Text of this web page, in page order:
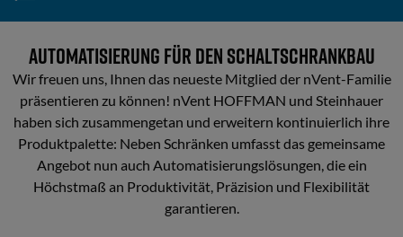
und
Mechanik
Komponenten-
Kommissionierung
Mechanische
Bearbeitung
Partner
Kontakt
CE 4.0 Software
Modcenter
NC-Cut
Beratung & Support
Automatisierung für den Schaltschrankbau
Wir freuen uns, Ihnen das neueste Mitglied der nVent-Familie
präsentieren zu können! nVent HOFFMAN und Steinhauer
haben sich zusammengetan und erweitern kontinuierlich ihre
Produktpalette: Neben Schränken umfasst das gemeinsame
Angebot nun auch Automatisierungslösungen, die ein
Höchstmaß an Produktivität, Präzision und Flexibilität
garantieren.